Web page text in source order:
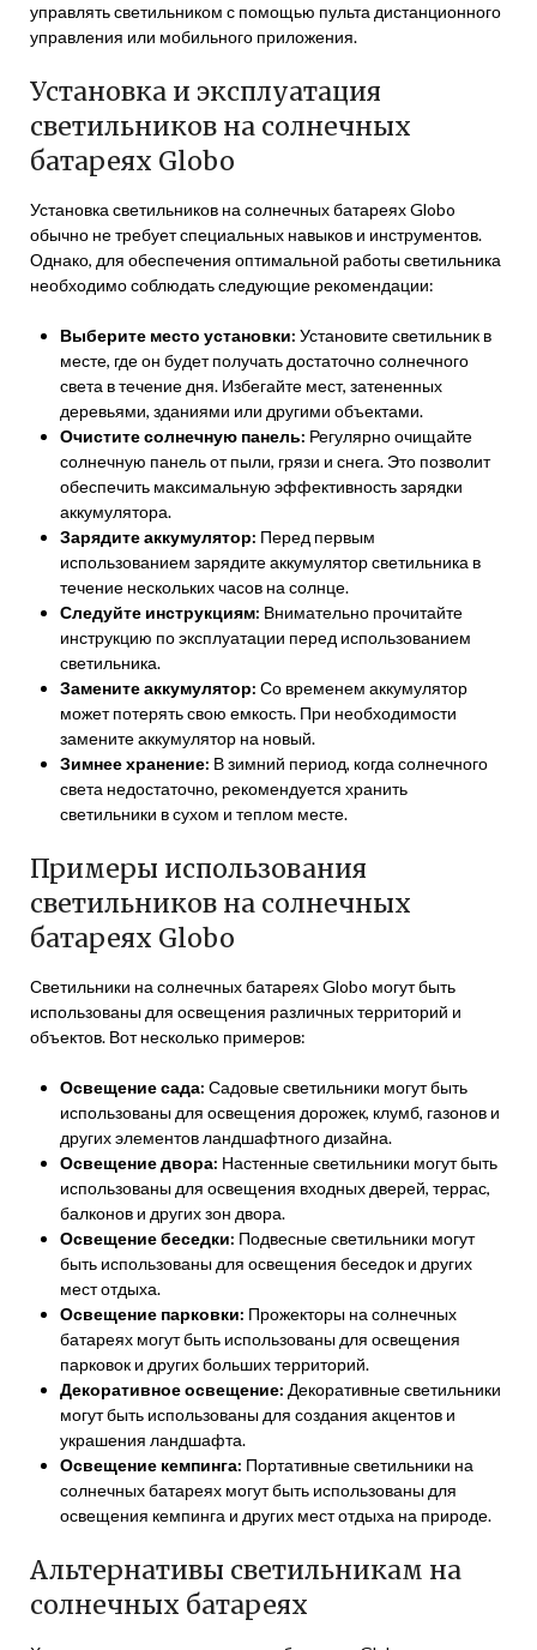
управлять светильником с помощью пульта дистанционного
управления или мобильного приложения.
Установка и эксплуатация
светильников на солнечных
батареях Globo
Установка светильников на солнечных батареях Globo
обычно не требует специальных навыков и инструментов.
Однако, для обеспечения оптимальной работы светильника
необходимо соблюдать следующие рекомендации:
Выберите место установки: Установите светильник в
месте, где он будет получать достаточно солнечного
света в течение дня. Избегайте мест, затененных
деревьями, зданиями или другими объектами.
Очистите солнечную панель: Регулярно очищайте
солнечную панель от пыли, грязи и снега. Это позволит
обеспечить максимальную эффективность зарядки
аккумулятора.
Зарядите аккумулятор: Перед первым
использованием зарядите аккумулятор светильника в
течение нескольких часов на солнце.
Следуйте инструкциям: Внимательно прочитайте
инструкцию по эксплуатации перед использованием
светильника.
Замените аккумулятор: Со временем аккумулятор
может потерять свою емкость. При необходимости
замените аккумулятор на новый.
Зимнее хранение: В зимний период, когда солнечного
света недостаточно, рекомендуется хранить
светильники в сухом и теплом месте.
Примеры использования
светильников на солнечных
батареях Globo
Светильники на солнечных батареях Globo могут быть
использованы для освещения различных территорий и
объектов. Вот несколько примеров:
Освещение сада: Садовые светильники могут быть
использованы для освещения дорожек, клумб, газонов и
других элементов ландшафтного дизайна.
Освещение двора: Настенные светильники могут быть
использованы для освещения входных дверей, террас,
балконов и других зон двора.
Освещение беседки: Подвесные светильники могут
быть использованы для освещения беседок и других
мест отдыха.
Освещение парковки: Прожекторы на солнечных
батареях могут быть использованы для освещения
парковок и других больших территорий.
Декоративное освещение: Декоративные светильники
могут быть использованы для создания акцентов и
украшения ландшафта.
Освещение кемпинга: Портативные светильники на
солнечных батареях могут быть использованы для
освещения кемпинга и других мест отдыха на природе.
Альтернативы светильникам на
солнечных батареях